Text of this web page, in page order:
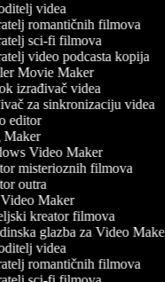
videa
romantičnih filmova
sci-fi filmova
video podcasta kopija
Movie Maker
izrađivač videa
za sinkronizaciju videa
editor
Video Maker
misterioznih filmova
outra
Maker
kreator filmova
glazba za Video Maker
videa
romantičnih filmova